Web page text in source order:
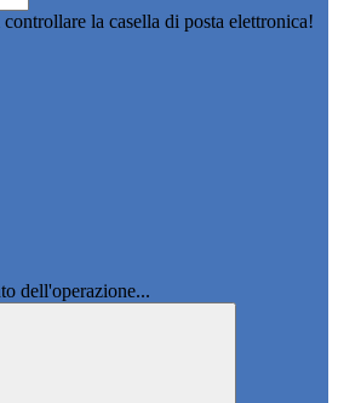
la casella di posta elettronica!
dell'operazione...